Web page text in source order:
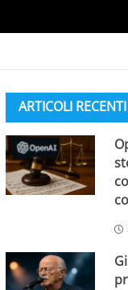
ARTICOLI RECENTI